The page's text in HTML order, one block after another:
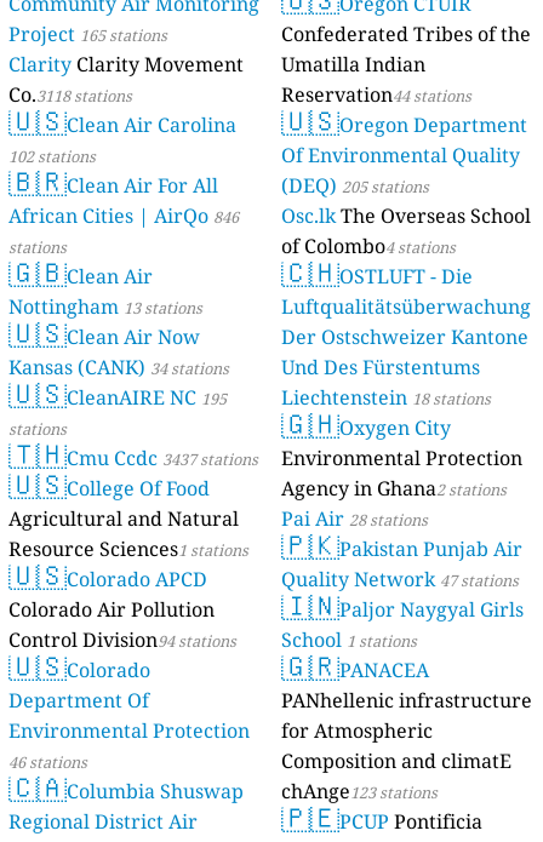
Project 165 stations
Clarity Clarity Movement
Co.3118 stations
🇺🇸Clean Air Carolina
102 stations
🇧🇷Clean Air For All
African Cities | AirQo 846
stations
🇬🇧Clean Air
Nottingham 13 stations
🇺🇸Clean Air Now
Kansas (CANK) 34 stations
🇺🇸CleanAIRE NC 195
stations
🇹🇭Cmu Ccdc 3437 stations
🇺🇸College Of Food
Agricultural and Natural
Resource Sciences1 stations
🇺🇸Colorado APCD
Colorado Air Pollution
Control Division94 stations
🇺🇸Colorado
Department Of
Environmental Protection
46 stations
🇨🇦Columbia Shuswap
Regional District Air
Confederated Tribes of the
Umatilla Indian
Reservation44 stations
🇺🇸Oregon Department
Of Environmental Quality
(DEQ) 205 stations
Osc.lkThe Overseas School
of Colombo4 stations
🇨🇭OSTLUFT - Die
Luftqualitätsüberwachung
Der Ostschweizer Kantone
Und Des Fürstentums
Liechtenstein 18 stations
🇬🇭Oxygen City
Environmental Protection
Agency in Ghana2 stations
Pai Air 28 stations
🇵🇰Pakistan Punjab Air
Quality Network 47 stations
🇮🇳Paljor Naygyal Girls
School 1 stations
🇬🇷PANACEA
PANhellenic infrastructure
for Atmospheric
Composition and climatE
chAnge123 stations
🇵🇪PCUP Pontificia